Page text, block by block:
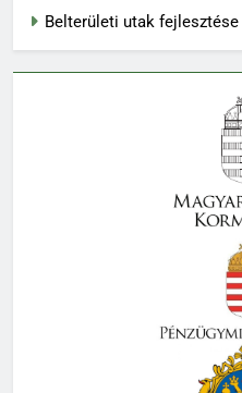
Belterületi utak fejlesztése